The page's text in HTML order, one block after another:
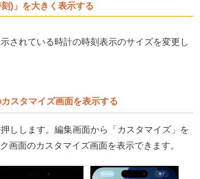
)」を大きく表示する
されている時計の時刻表示のサイズを変更し
スタマイズ画面を表示する
しします。編集画面から「カスタマイズ」を
画面のカスタマイズ画面を表示できます。